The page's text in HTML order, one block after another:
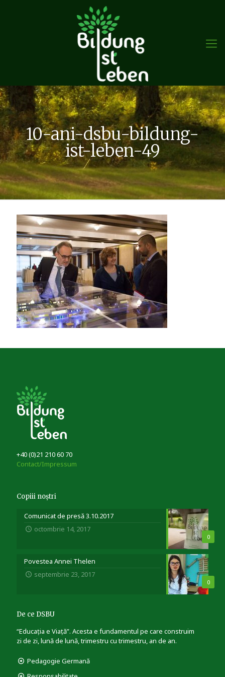
10-ani-dsbu-bildung-
ist-leben-49
+40 (0)21 210 60 70
Contact/Impressum
Copiii noștri
0
Comunicat de presă 3.10.2017
octombrie 14, 2017
0
Povestea Annei Thelen
septembrie 23, 2017
De ce DSBU
“Educația e Viață”. Acesta e fundamentul pe care construim
zi de zi, lună de lună, trimestru cu trimestru, an de an.
Pedagogie Germană